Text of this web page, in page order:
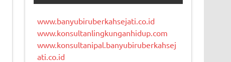
www.banyubiruberkahsejati.co.id
www.konsultanlingkunganhidup.com
www.konsultanipal.banyubiruberkahsej
ati.co.id